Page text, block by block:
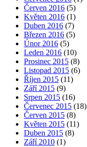
Červen 2016 (5)
Květen 2016 (1)
Duben 2016 (7)
Březen 2016 (5)
Únor 2016 (5)
Leden 2016 (10)
Prosinec 2015 (8)
Listopad 2015 (6)
Říjen 2015 (11)
Září 2015 (9)
Srpen 2015 (16)
Červenec 2015 (18)
Červen 2015 (8)
Květen 2015 (11)
Duben 2015 (8)
Září 2010 (1)